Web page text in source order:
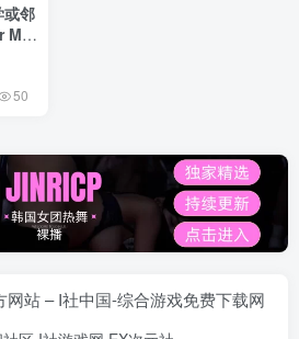
邻
My
50
网站 – I社中国-综合游戏免费下载网